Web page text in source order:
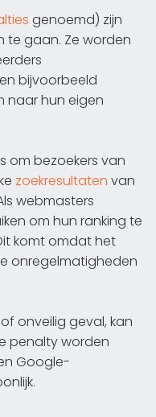
genoemd) zijn
gaan. Ze worden
bijvoorbeeld
naar hun eigen
om bezoekers van
zoekresultaten van
webmasters
om hun ranking te
komt omdat het
onregelmatigheden
onveilig geval, kan
penalty worden
Google-